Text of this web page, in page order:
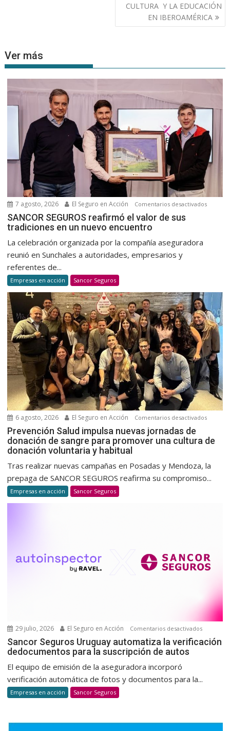
CULTURA Y LA EDUCACIÓN
EN IBEROAMÉRICA
Ver más
7 agosto, 2026 El Seguro en Acción Comentarios desactivadosen
en
un
nuevo
SANCOR SEGUROS reafirmó el valor de sus
tradiciones en un nuevo encuentro
La celebración organizada por la compañía aseguradora
reunió en Sunchales a autoridades, empresarios y
referentes de...
Empresas en acción Sancor Seguros
6 agosto, 2026 El Seguro en Acción Comentarios desactivadosen
Salud
una
cultura
y
habitual
Prevención Salud impulsa nuevas jornadas de
donación de sangre para promover una cultura de
donación voluntaria y habitual
Tras realizar nuevas campañas en Posadas y Mendoza, la
prepaga de SANCOR SEGUROS reafirma su compromiso...
Empresas en acción Sancor Seguros
29 julio, 2026 El Seguro en Acción Comentarios desactivadosen
Sancor
la
Sancor Seguros Uruguay automatiza la verificación
dedocumentos para la suscripción de autos
El equipo de emisión de la aseguradora incorporó
verificación automática de fotos y documentos para la...
Empresas en acción Sancor Seguros